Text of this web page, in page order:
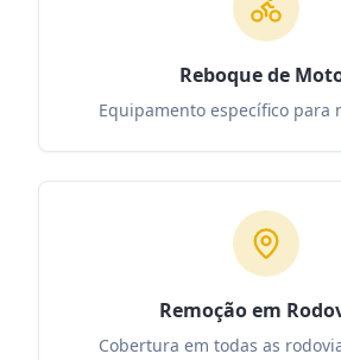
Reboque de
Equipamento específico para
Remoção em
Cobertura em todas as